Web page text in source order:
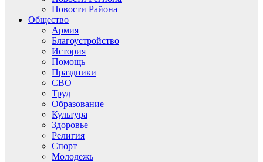
Новости Района
Общество
Армия
Благоустройство
История
Помощь
Праздники
СВО
Труд
Образование
Культура
Здоровье
Религия
Спорт
Молодежь